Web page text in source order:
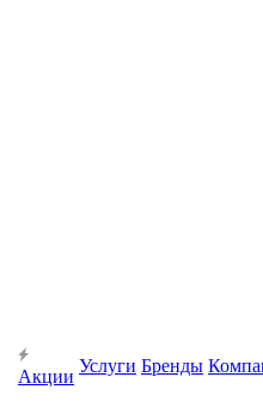
Акции
Услуги Бренды